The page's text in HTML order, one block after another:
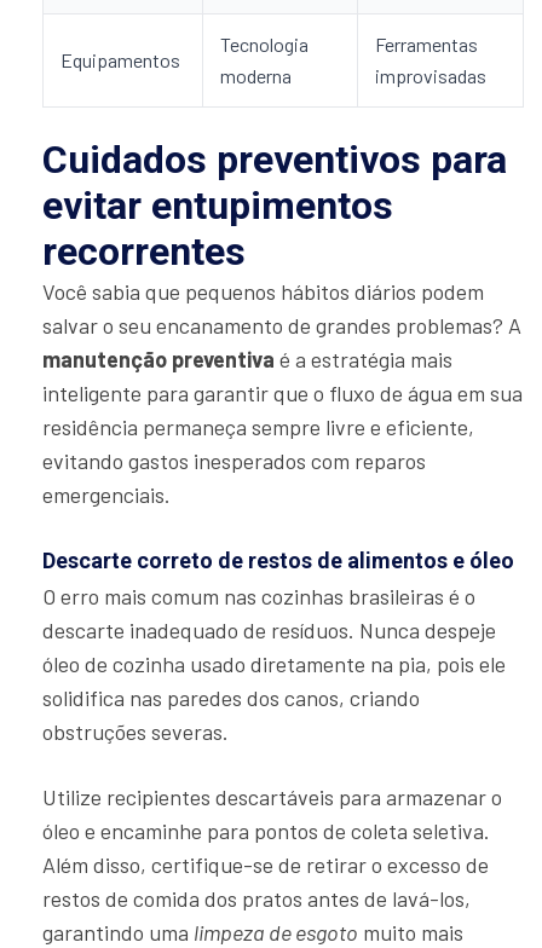
Equipamentos
Tecnologia
moderna
Ferramentas
improvisadas
Cuidados preventivos para
evitar entupimentos
recorrentes
Você sabia que pequenos hábitos diários podem
salvar o seu encanamento de grandes problemas? A
manutenção preventiva é a estratégia mais
inteligente para garantir que o fluxo de água em sua
residência permaneça sempre livre e eficiente,
evitando gastos inesperados com reparos
emergenciais.
Descarte correto de restos de alimentos e óleo
O erro mais comum nas cozinhas brasileiras é o
descarte inadequado de resíduos. Nunca despeje
óleo de cozinha usado diretamente na pia, pois ele
solidifica nas paredes dos canos, criando
obstruções severas.
Utilize recipientes descartáveis para armazenar o
óleo e encaminhe para pontos de coleta seletiva.
Além disso, certifique-se de retirar o excesso de
restos de comida dos pratos antes de lavá-los,
garantindo uma limpeza de esgoto muito mais